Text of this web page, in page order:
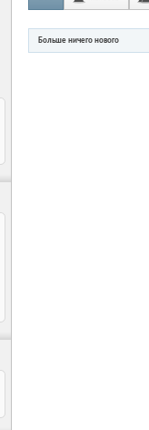
Больше ничего нового